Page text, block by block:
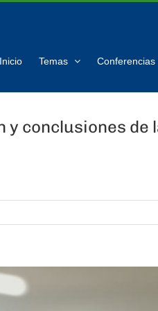
Inicio Temas Conferencias
y conclusiones de